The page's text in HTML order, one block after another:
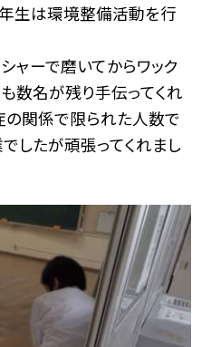
年生は環境整備活動を行
ャーで磨いてからワック
数名が残り手伝ってくれ
の関係で限られた人数で
したが頑張ってくれまし